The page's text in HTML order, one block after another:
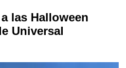
las Halloween
Universal